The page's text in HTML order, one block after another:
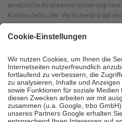
gesetzliche Krankenversicherung
Kosten dafür, der Versicherte trägt
mit.
Grundsätzlich leisten Mitglieder
höchstens zehn Euro.
Es sind jedoch
Kosten der Leistung zu entrichten.
Diese Regeln gelten grundsätzlich
Bei Heilmitteln und häuslicher
Zuzahlung zehn Prozent der Kosten
Verordnung.
Um das Engagement der Versicherten